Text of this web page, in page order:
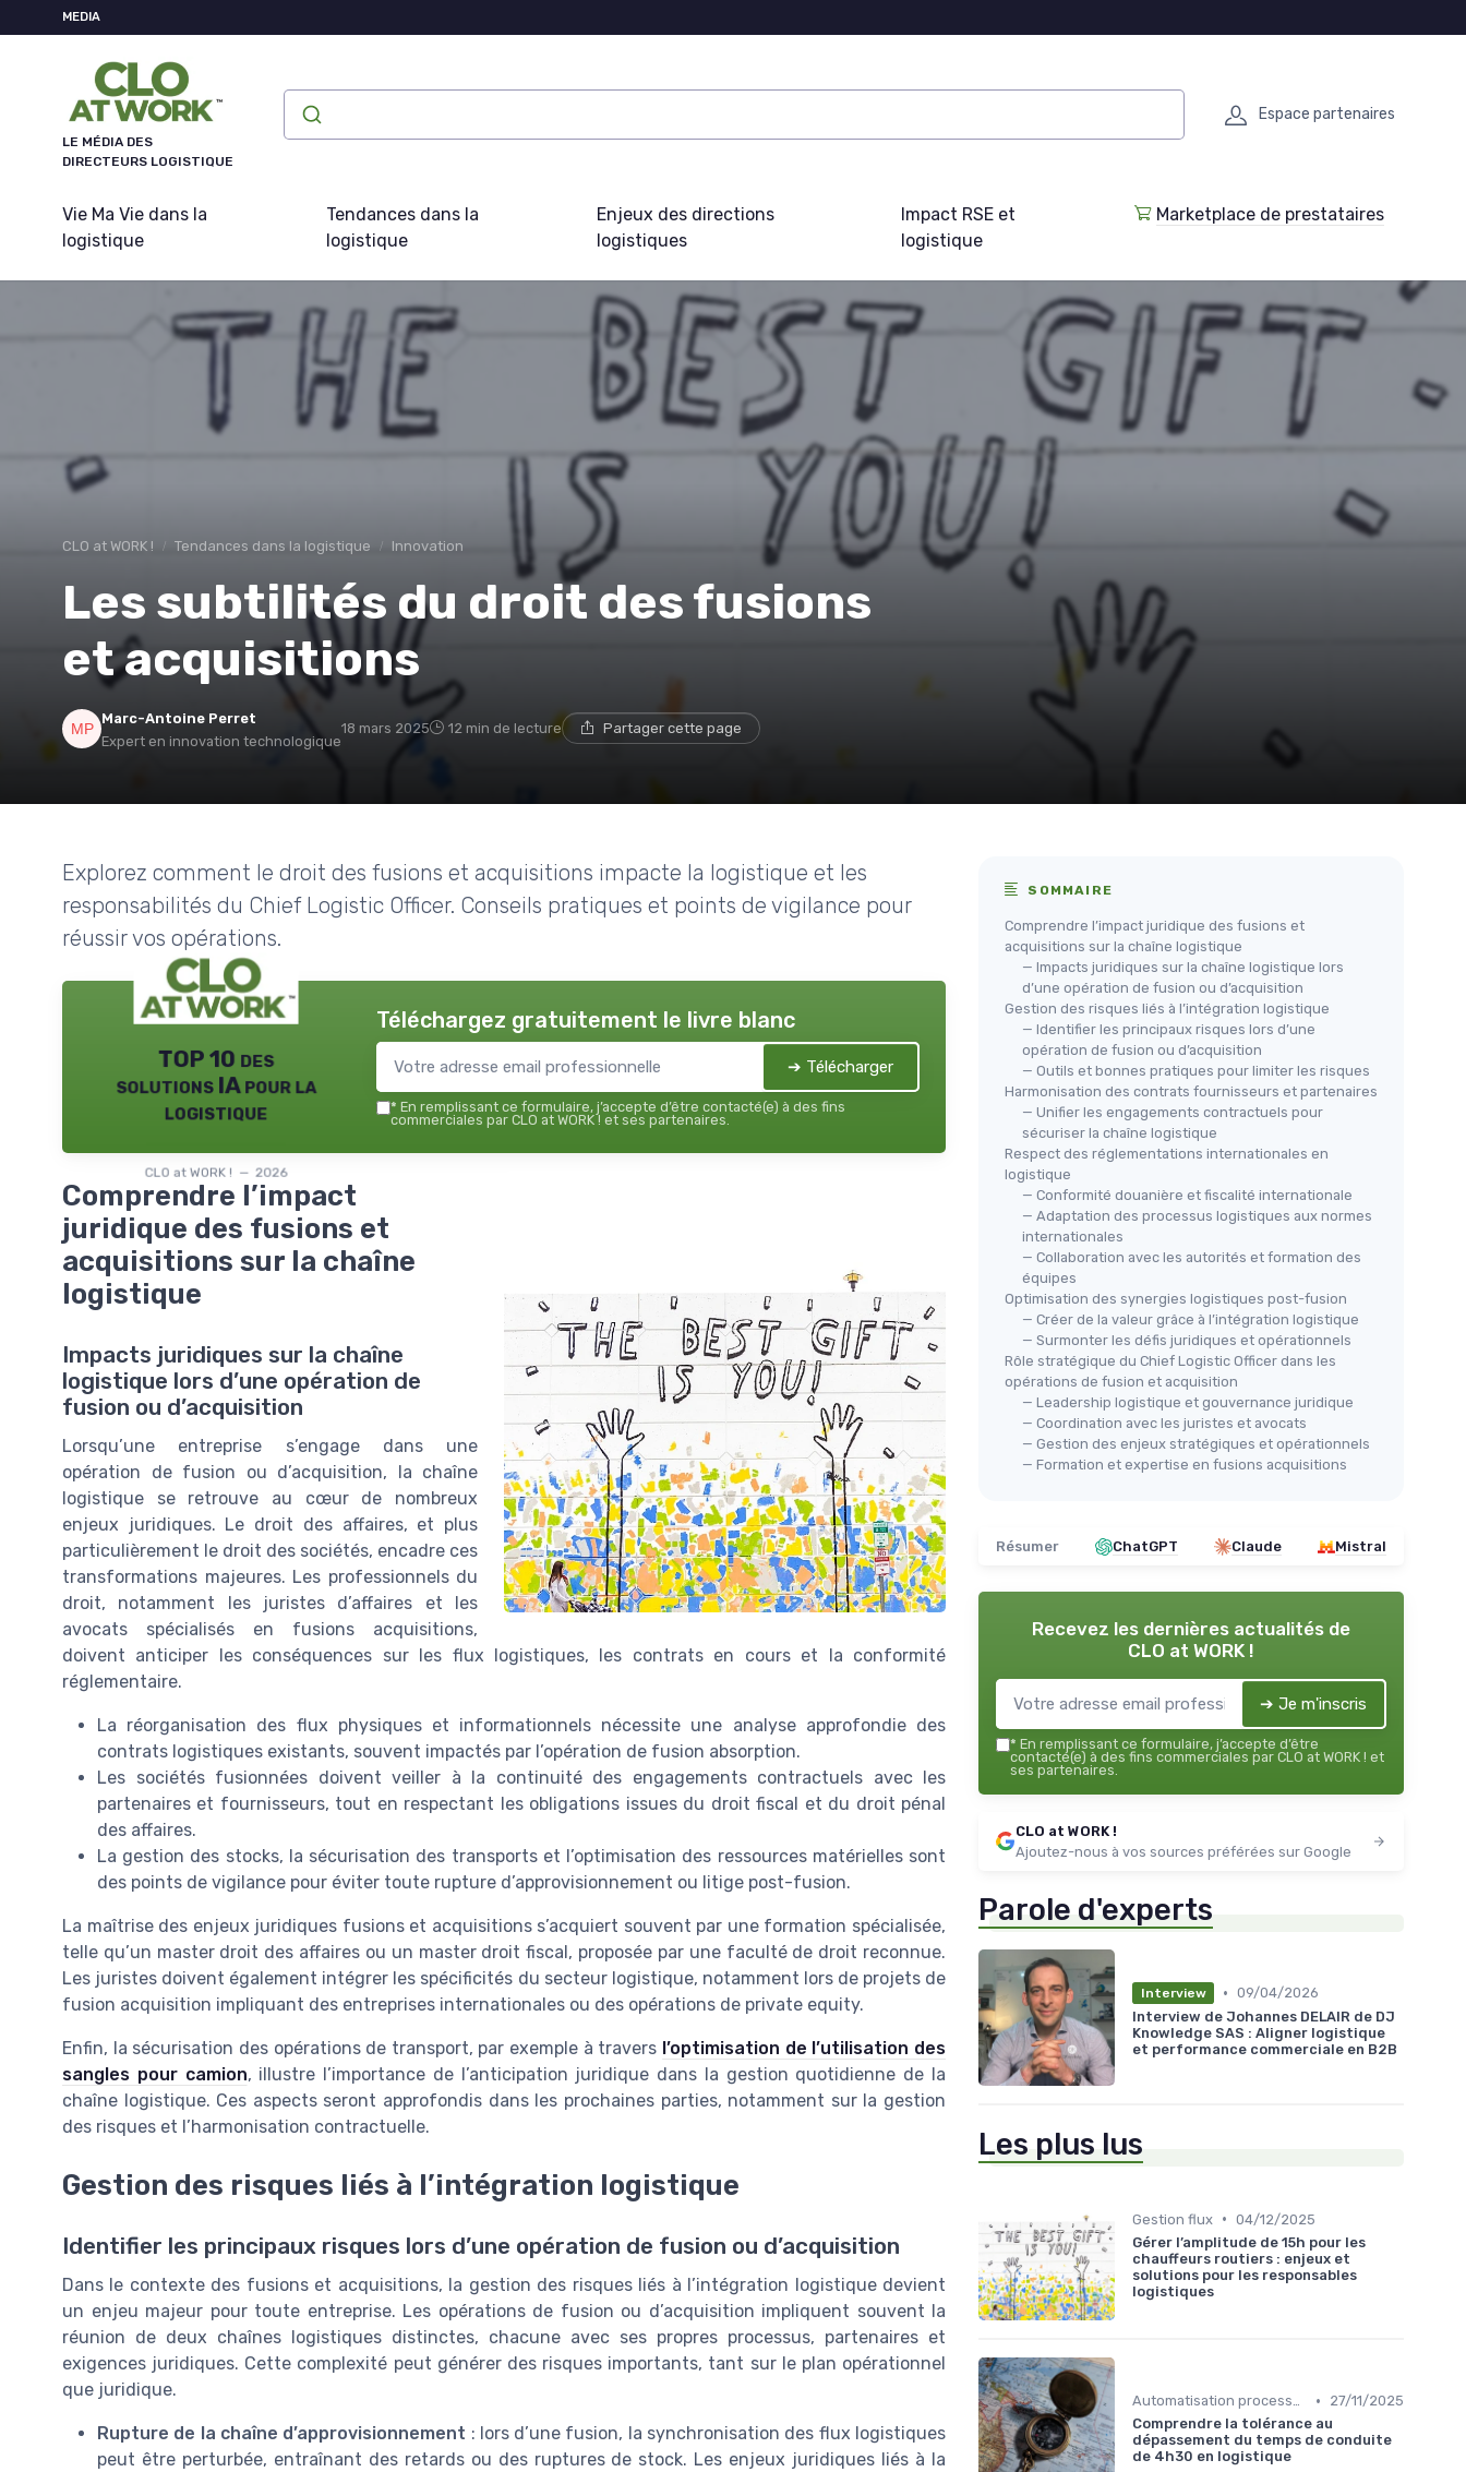
MEDIA
LE MÉDIA DES
DIRECTEURS LOGISTIQUE
Espace partenaires
Vie Ma Vie dans la
logistique
Tendances dans la
logistique
Enjeux des directions
logistiques
Impact RSE et
logistique
Marketplace de prestataires
CLO at WORK ! Tendances dans la logistique Innovation
Les subtilités du droit des fusions
et acquisitions
Marc-Antoine Perret
Expert en innovation technologique
18 mars 2025 12 min de lecture Partager cette page
Explorez comment le droit des fusions et acquisitions impacte la logistique et les
responsabilités du Chief Logistic Officer. Conseils pratiques et points de vigilance pour
réussir vos opérations.
TOP 10 des
solutions IA pour la
logistique
CLO at WORK ! — 2026
Téléchargez gratuitement le livre blanc
➔ Télécharger
* En remplissant ce formulaire, j’accepte d’être contacté(e) à des fins
commerciales par CLO at WORK ! et ses partenaires.
Comprendre l’impact
juridique des fusions et
acquisitions sur la chaîne
logistique
Impacts juridiques sur la chaîne
logistique lors d’une opération de
fusion ou d’acquisition
Lorsqu’une entreprise s’engage dans une
opération de fusion ou d’acquisition, la chaîne
logistique se retrouve au cœur de nombreux
enjeux juridiques. Le droit des affaires, et plus
particulièrement le droit des sociétés, encadre ces
transformations majeures. Les professionnels du
droit, notamment les juristes d’affaires et les
avocats spécialisés en fusions acquisitions,
doivent anticiper les conséquences sur les flux logistiques, les contrats en cours et la conformité
réglementaire.
La réorganisation des flux physiques et informationnels nécessite une analyse approfondie des
contrats logistiques existants, souvent impactés par l’opération de fusion absorption.
Les sociétés fusionnées doivent veiller à la continuité des engagements contractuels avec les
partenaires et fournisseurs, tout en respectant les obligations issues du droit fiscal et du droit pénal
des affaires.
La gestion des stocks, la sécurisation des transports et l’optimisation des ressources matérielles sont
des points de vigilance pour éviter toute rupture d’approvisionnement ou litige post-fusion.
La maîtrise des enjeux juridiques fusions et acquisitions s’acquiert souvent par une formation spécialisée,
telle qu’un master droit des affaires ou un master droit fiscal, proposée par une faculté de droit reconnue.
Les juristes doivent également intégrer les spécificités du secteur logistique, notamment lors de projets de
fusion acquisition impliquant des entreprises internationales ou des opérations de private equity.
Enfin, la sécurisation des opérations de transport, par exemple à travers l’optimisation de l’utilisation des
sangles pour camion, illustre l’importance de l’anticipation juridique dans la gestion quotidienne de la
chaîne logistique. Ces aspects seront approfondis dans les prochaines parties, notamment sur la gestion
des risques et l’harmonisation contractuelle.
Gestion des risques liés à l’intégration logistique
Identifier les principaux risques lors d’une opération de fusion ou d’acquisition
Dans le contexte des fusions et acquisitions, la gestion des risques liés à l’intégration logistique devient
un enjeu majeur pour toute entreprise. Les opérations de fusion ou d’acquisition impliquent souvent la
réunion de deux chaînes logistiques distinctes, chacune avec ses propres processus, partenaires et
exigences juridiques. Cette complexité peut générer des risques importants, tant sur le plan opérationnel
que juridique.
Rupture de la chaîne d’approvisionnement : lors d’une fusion, la synchronisation des flux logistiques
peut être perturbée, entraînant des retards ou des ruptures de stock. Les enjeux juridiques liés à la
SOMMAIRE
Comprendre l’impact juridique des fusions et
acquisitions sur la chaîne logistique
— Impacts juridiques sur la chaîne logistique lors
d’une opération de fusion ou d’acquisition
Gestion des risques liés à l’intégration logistique
— Identifier les principaux risques lors d’une
opération de fusion ou d’acquisition
— Outils et bonnes pratiques pour limiter les risques
Harmonisation des contrats fournisseurs et partenaires
— Unifier les engagements contractuels pour
sécuriser la chaîne logistique
Respect des réglementations internationales en
logistique
— Conformité douanière et fiscalité internationale
— Adaptation des processus logistiques aux normes
internationales
— Collaboration avec les autorités et formation des
équipes
Optimisation des synergies logistiques post-fusion
— Créer de la valeur grâce à l’intégration logistique
— Surmonter les défis juridiques et opérationnels
Rôle stratégique du Chief Logistic Officer dans les
opérations de fusion et acquisition
— Leadership logistique et gouvernance juridique
— Coordination avec les juristes et avocats
— Gestion des enjeux stratégiques et opérationnels
— Formation et expertise en fusions acquisitions
Résumer ChatGPT Claude Mistral
Recevez les dernières actualités de
CLO at WORK !
➔ Je m'inscris
* En remplissant ce formulaire, j’accepte d’être
contacté(e) à des fins commerciales par CLO at WORK ! et
ses partenaires.
CLO at WORK !
Ajoutez-nous à vos sources préférées sur Google
Parole d'experts
Interview • 09/04/2026
Interview de Johannes DELAIR de DJ
Knowledge SAS : Aligner logistique
et performance commerciale en B2B
Les plus lus
Gestion flux • 04/12/2025
Gérer l’amplitude de 15h pour les
chauffeurs routiers : enjeux et
solutions pour les responsables
logistiques
Automatisation processus •
27/11/2025
Comprendre la tolérance au
dépassement du temps de conduite
de 4h30 en logistique
Panneau de gestion des cookies